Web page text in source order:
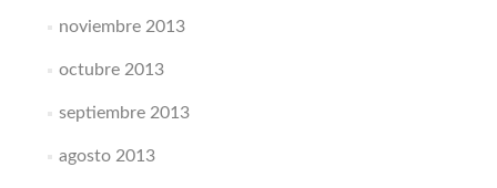
noviembre 2013
octubre 2013
septiembre 2013
agosto 2013